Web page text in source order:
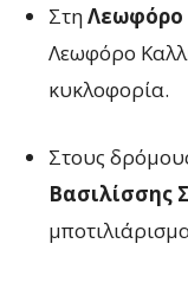
ΣτηΛεωφόρο
Λεωφόρο
κυκλοφορία.
Στους
Βασιλίσσης